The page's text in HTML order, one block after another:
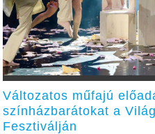
Változatos műfajú
színházbarátokat a
Fesztiválján